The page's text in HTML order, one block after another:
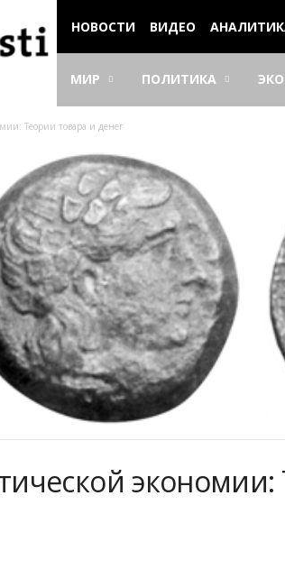
НОВОСТИ ВИДЕО
МИР ПОЛИТИКА
Теории товара и денег